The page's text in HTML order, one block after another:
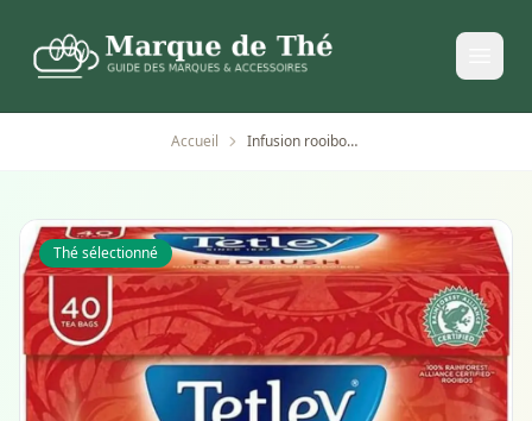
Accueil Infusion rooibos pur Tetley 40 sachets 100g
Thé sélectionné